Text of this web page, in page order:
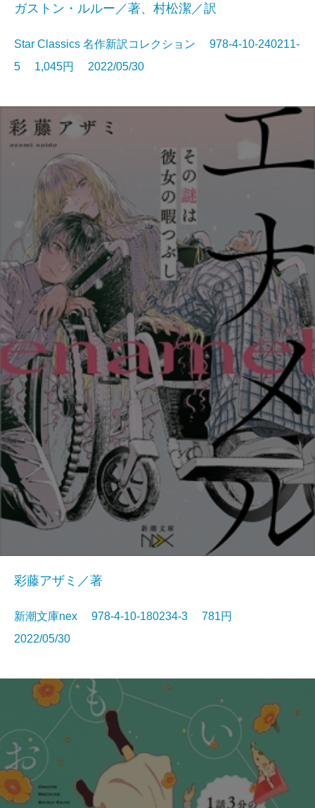
ガストン・ルルー／著、村松潔／訳
Star Classics 名作新訳コレクション 978-4-10-240211-
5 1,045円 2022/05/30
彩藤アザミ／著
新潮文庫nex 978-4-10-180234-3 781円
2022/05/30